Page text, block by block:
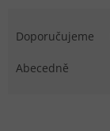
Doporučujeme
Abecedně